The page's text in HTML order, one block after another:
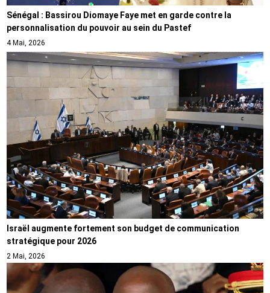
Sénégal : Bassirou Diomaye Faye met en garde contre la
personnalisation du pouvoir au sein du Pastef
4 Mai, 2026
Israël augmente fortement son budget de communication
stratégique pour 2026
2 Mai, 2026